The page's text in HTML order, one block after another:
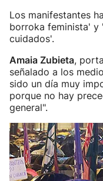
Los manifestantes
borroka feminista' y
cuidados'.
Amaia Zubieta,
señalado a los
sido un día muy
porque no hay
general".